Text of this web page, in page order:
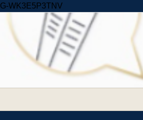
G-WK3E5P3TNVSkip to content